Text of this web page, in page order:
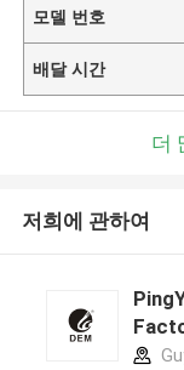
모델 번호
배달 시간
더
저희에 관하여